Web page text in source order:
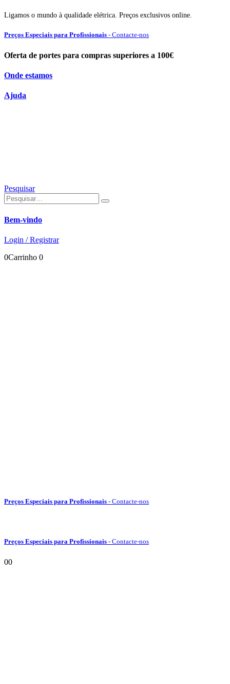
Ligamos o mundo à qualidade elétrica. Preços exclusivos online.
Preços Especiais para Profissionais - Contacte-nos
Oferta de portes para compras superiores a 100€
Onde estamos
Ajuda
Pesquisar
Bem-vindo
Login / Registrar
0Carrinho 0
Preços Especiais para Profissionais - Contacte-nos
Preços Especiais para Profissionais - Contacte-nos
00